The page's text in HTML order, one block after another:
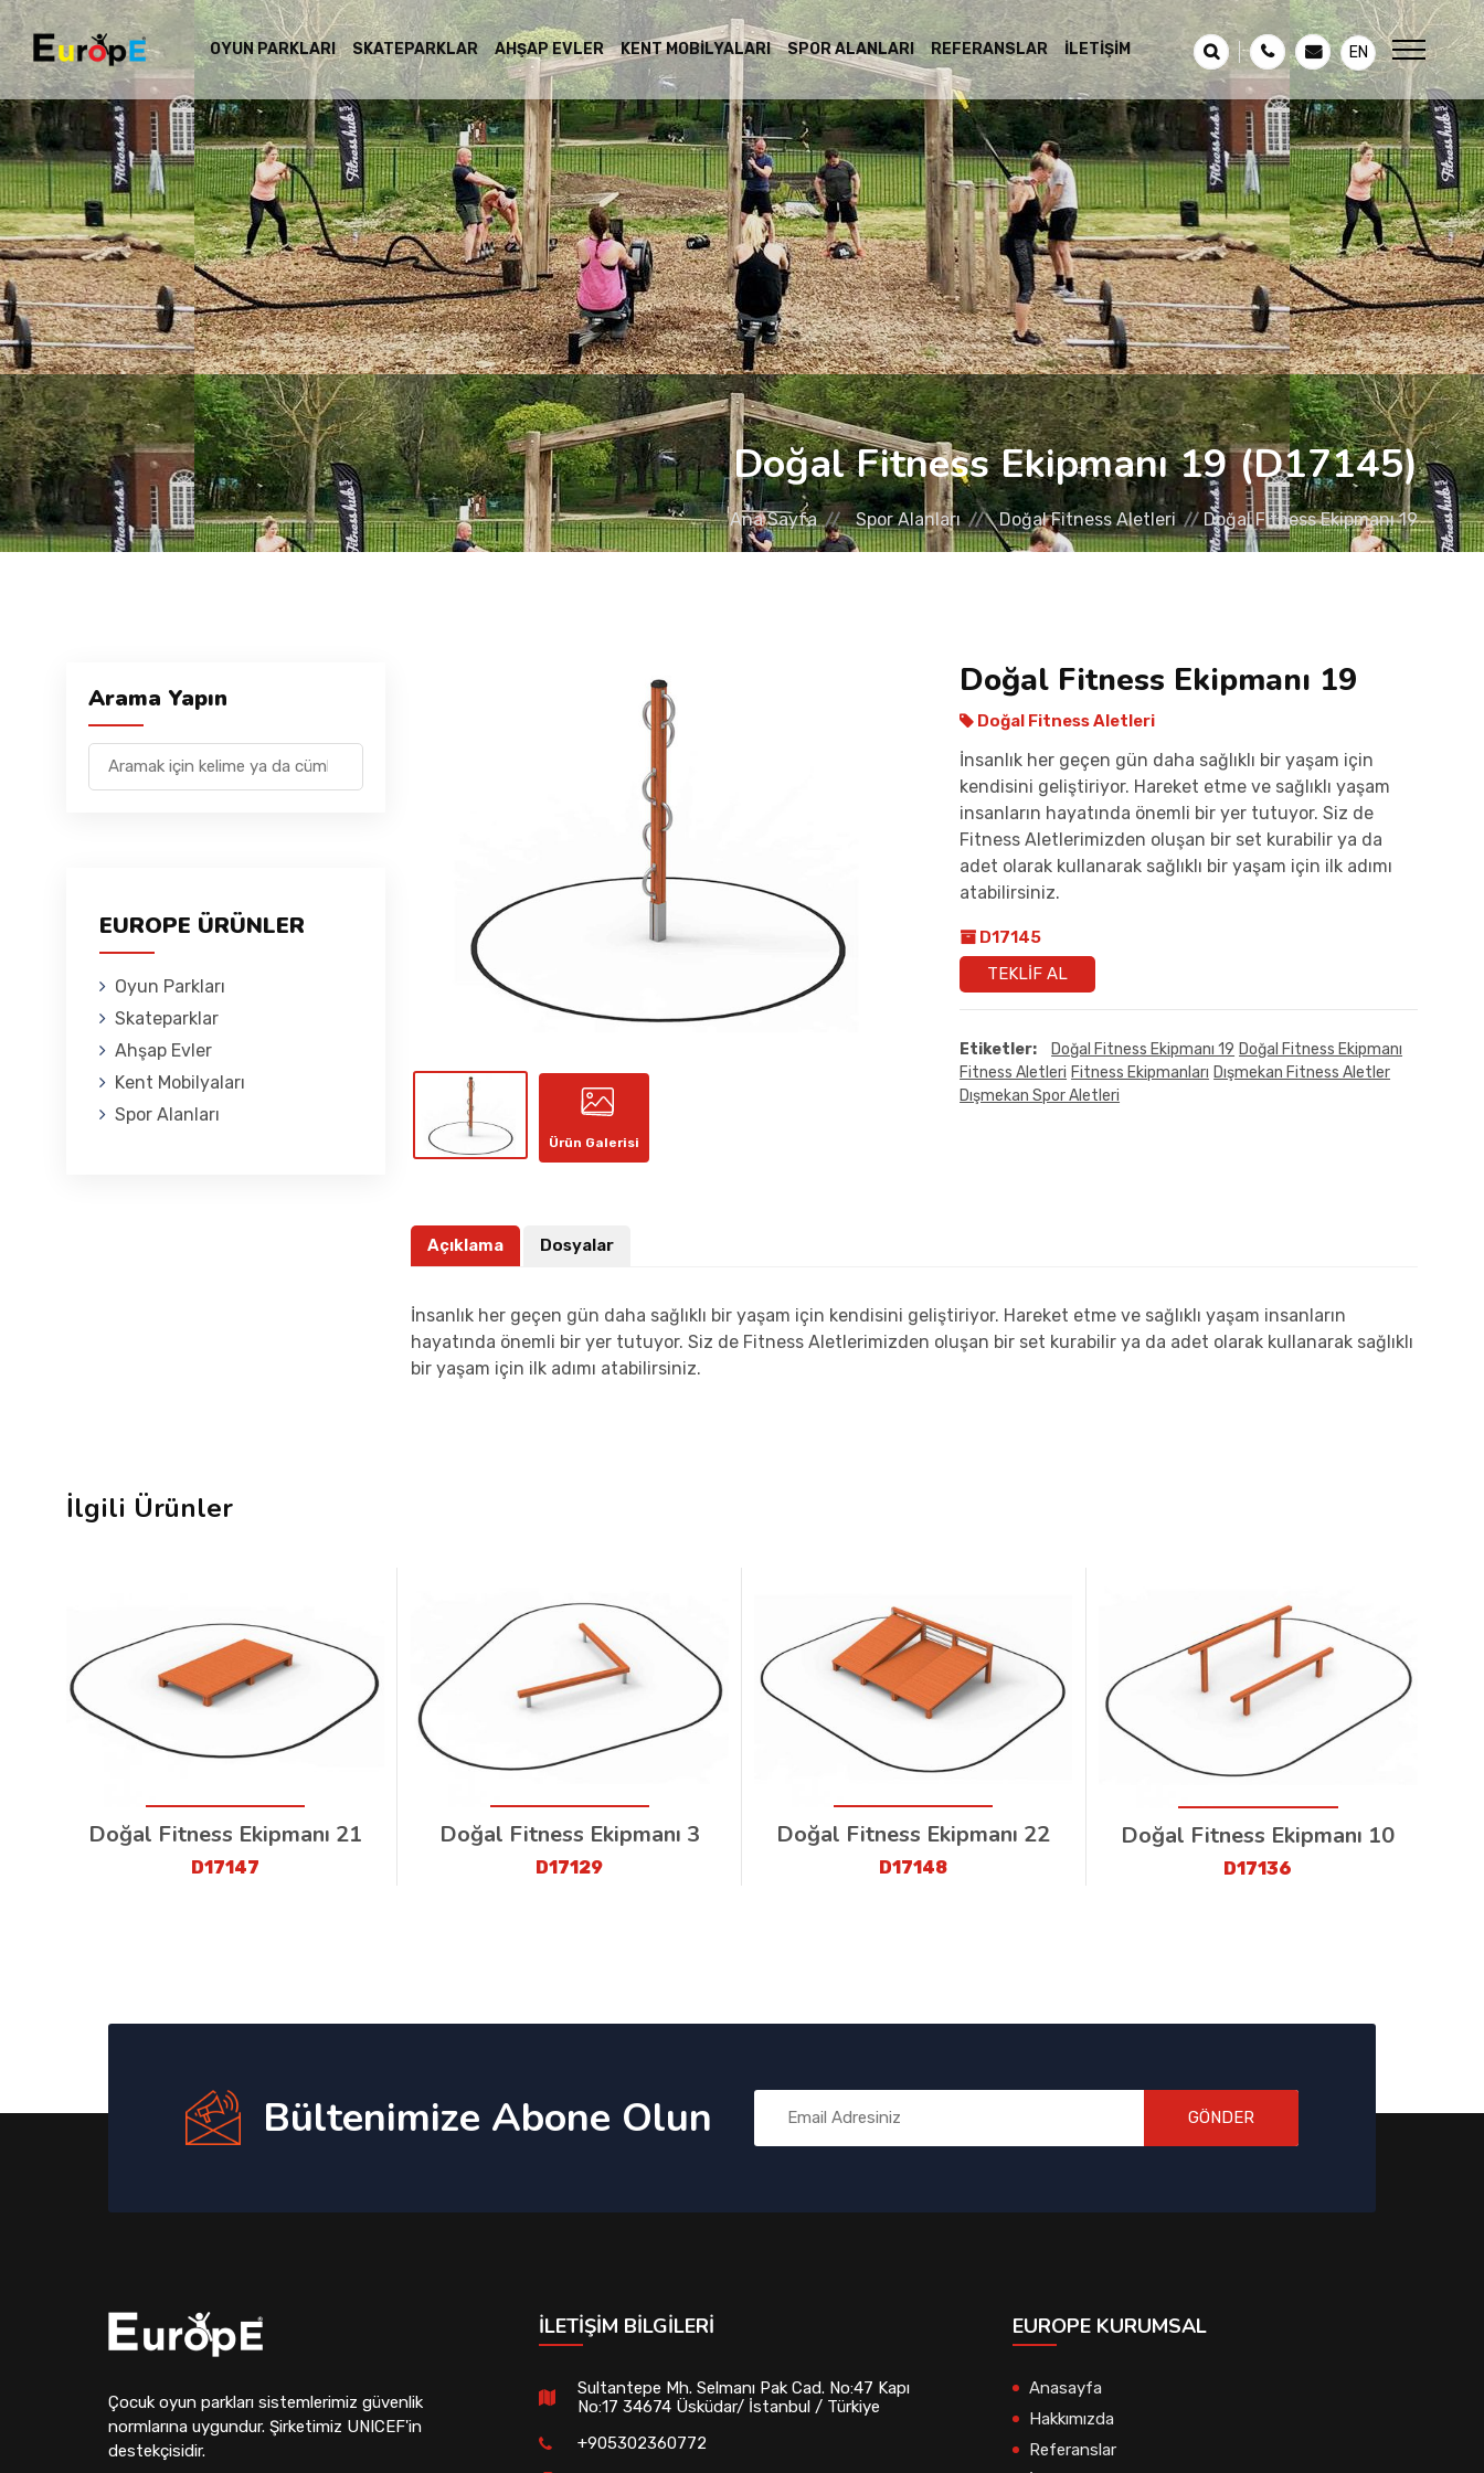
OYUN PARKLARI SKATEPARKLAR AHŞAP EVLER KENT MOBILYALARI SPOR ALANLARI REFERANSLAR İLETIŞIM EN
Doğal Fitness Ekipmanı 19 (D17145)
Ana Sayfa Spor Alanları Doğal Fitness Aletleri Doğal Fitness Ekipmanı 19
Arama Yapın
EUROPE ÜRÜNLER
Oyun Parkları
Skateparklar
Ahşap Evler
Kent Mobilyaları
Spor Alanları
Ürün Galerisi
Doğal Fitness Ekipmanı 19
Doğal Fitness Aletleri
İnsanlık her geçen gün daha sağlıklı bir yaşam için
kendisini geliştiriyor. Hareket etme ve sağlıklı yaşam
insanların hayatında önemli bir yer tutuyor. Siz de
Fitness Aletlerimizden oluşan bir set kurabilir ya da
adet olarak kullanarak sağlıklı bir yaşam için ilk adımı
atabilirsiniz.
D17145
TEKLIF AL
Etiketler: Doğal Fitness Ekipmanı 19 Doğal Fitness Ekipmanı
Fitness Aletleri Fitness Ekipmanları Dışmekan Fitness Aletler
Dışmekan Spor Aletleri
Açıklama Dosyalar
İnsanlık her geçen gün daha sağlıklı bir yaşam için kendisini geliştiriyor. Hareket etme ve sağlıklı yaşam insanların
hayatında önemli bir yer tutuyor. Siz de Fitness Aletlerimizden oluşan bir set kurabilir ya da adet olarak kullanarak sağlıklı
bir yaşam için ilk adımı atabilirsiniz.
İlgili Ürünler
Doğal Fitness Ekipmanı 21
D17147
Doğal Fitness Ekipmanı 3
D17129
Doğal Fitness Ekipmanı 22
D17148
Doğal Fitness Ekipmanı 10
D17136
Bültenimize Abone Olun GÖNDER
Çocuk oyun parkları sistemlerimiz güvenlik
normlarına uygundur. Şirketimiz UNICEF'in
destekçisidir.
İLETIŞIM BILGILERI
Sultantepe Mh. Selmanı Pak Cad. No:47 Kapı
No:17 34674 Üsküdar/ İstanbul / Türkiye
+905302360772
EUROPE KURUMSAL
Anasayfa
Hakkımızda
Referanslar